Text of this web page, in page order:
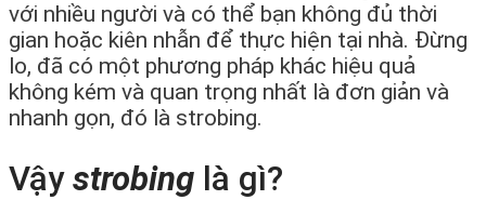
với nhiều người và có thể bạn không đủ thời
gian hoặc kiên nhẫn để thực hiện tại nhà. Đừng
lo, đã có một phương pháp khác hiệu quả
không kém và quan trọng nhất là đơn giản và
nhanh gọn, đó là strobing.
Vậystrobing là gì?